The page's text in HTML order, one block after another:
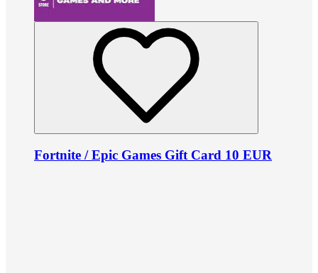
Fortnite / Epic Games Gift Card 10 EUR